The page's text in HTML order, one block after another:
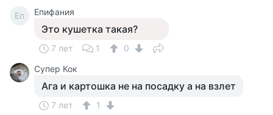
Еп Епифания
Это кушетка такая?
7 лет 1
0
Супер Кок
Ага и картошка не на посадку а на взлет
7 лет 1